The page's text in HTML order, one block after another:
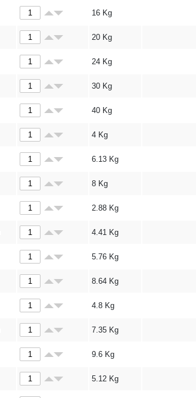
16 Kg
20 Kg
24 Kg
30 Kg
40 Kg
4 Kg
6.13 Kg
8 Kg
2.88 Kg
4.41 Kg
5.76 Kg
8.64 Kg
4.8 Kg
7.35 Kg
9.6 Kg
5.12 Kg